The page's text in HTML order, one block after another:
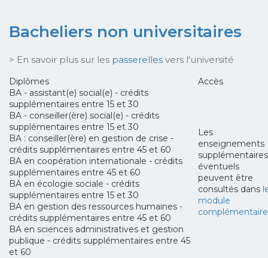
Bacheliers non universitaires
> En savoir plus sur les passerelles vers l'université
Diplômes
Accès
BA - assistant(e) social(e) - crédits
supplémentaires entre 15 et 30
BA - conseiller(ère) social(e) - crédits
supplémentaires entre 15 et 30
BA : conseiller(ère) en gestion de crise -
crédits supplémentaires entre 45 et 60
BA en coopération internationale - crédits
supplémentaires entre 45 et 60
BA en écologie sociale - crédits
supplémentaires entre 15 et 30
BA en gestion des ressources humaines -
crédits supplémentaires entre 45 et 60
BA en sciences administratives et gestion
publique - crédits supplémentaires entre 45
et 60
Les
enseignements
supplémentaires
éventuels
peuvent être
consultés dans
module
complémentaire